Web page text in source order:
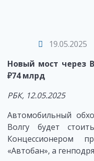
19.05.2025
Новый мост через
₽74 млрд
РБК, 12.05.2025
Автомобильный
Волгу будет
Концессионером
«Автобан», а